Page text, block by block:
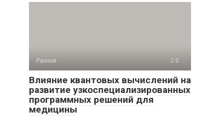
Разное 0
Влияние квантовых вычислений на
развитие узкоспециализированных
программных решений для
медицины